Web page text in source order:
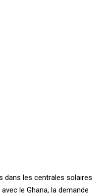
dans les centrales solaires
le Ghana, la demande